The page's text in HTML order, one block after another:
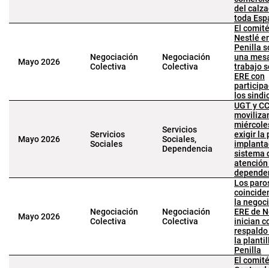
del
toda
Mayo 2026
Negociación
Colectiva
Negociación
Colectiva
El
Nestlé
Penilla
una
trabajo
ERE con
los
Mayo 2026
Servicios
Sociales
Servicios
Sociales,
Dependencia
UGT y
exigir la
sistema
atención
Mayo 2026
Negociación
Colectiva
Negociación
Colectiva
Los
la
ERE de
inician
la
Penilla
El